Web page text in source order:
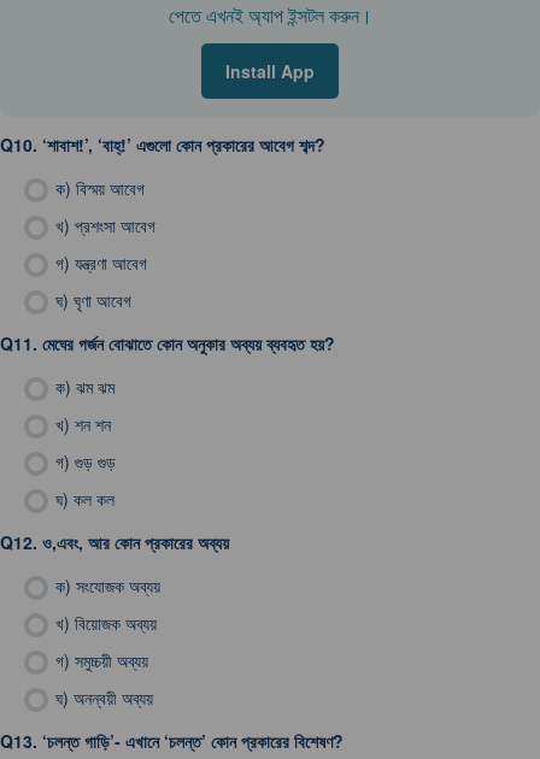
পেতে এখনই অ্যাপ ইন্সটল করুন।
Install App
Q10. ‘শাবাশ!’, ‘বাহ্!’ এগুলো কোন প্রকারের আবেগ শব্দ?
ক) বিস্ময় আবেগ
খ) প্রশংসা আবেগ
গ) যন্ত্রণা আবেগ
ঘ) ঘৃণা আবেগ
Q11. মেঘের গর্জন বোঝাতে কোন অনুকার অব্যয় ব্যবহৃত হয়?
ক) ঝম ঝম
খ) শন শন
গ) গুড় গুড়
ঘ) কল কল
Q12. ও,এবং, আর কোন প্রকারের অব্যয়
ক) সংযোজক অব্যয়
খ) বিয়োজক অব্যয়
গ) সমুচ্চয়ী অব্যয়
ঘ) অনন্বয়ী অব্যয়
Q13. ‘চলন্ত গাড়ি’- এখানে ‘চলন্ত’ কোন প্রকারের বিশেষণ?